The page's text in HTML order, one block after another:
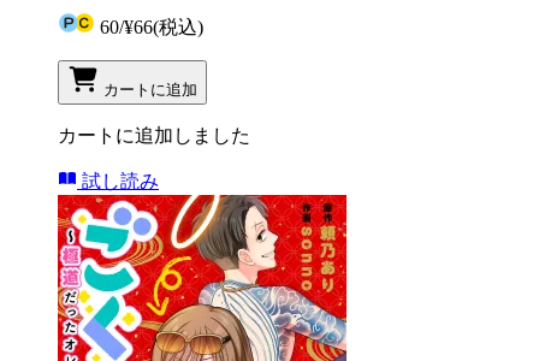
60/¥66(税込)
カートに追加
カートに追加しました
試し読み